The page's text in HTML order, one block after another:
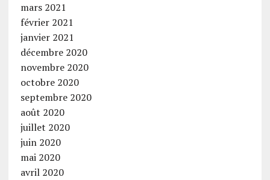
mars 2021
février 2021
janvier 2021
décembre 2020
novembre 2020
octobre 2020
septembre 2020
août 2020
juillet 2020
juin 2020
mai 2020
avril 2020